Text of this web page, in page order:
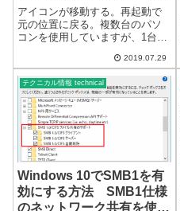
情報が記憶できない？
アイコンが移動する。再起動で
元の位置に戻る。複数台のパソ
コンを使用していますが、1台だ
きなくなり、きれいに配置した
アイコンが再起動で元の位置に
戻ります。パソコン仕様
Windows 10 Ver1903 64bi...
2019.07.29
テクニカル情報 technical
Windows 10でSMB1を有
効にする方法 SMB1仕様
のネットワーク共有を使用